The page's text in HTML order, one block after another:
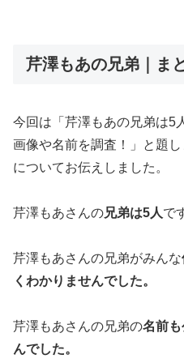
芹澤もあの兄弟｜ま
今回は「芹澤もあの兄弟は5
画像や名前を調査！」と題
についてお伝えしました。
芹澤もあさんの兄弟は5人で
芹澤もあさんの兄弟がみんな
くわかりませんでした。
芹澤もあさんの兄弟の名前
んでした。